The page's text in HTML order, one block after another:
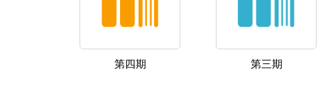
第四期 第三期